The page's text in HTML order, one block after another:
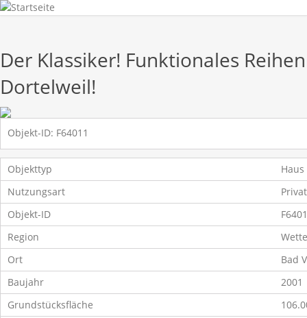
Der Klassiker! Funktionales
Dortelweil!
Objekt-ID: F64011
Objekttyp
Haus
Nutzungsart
Privat
Objekt-ID
Region
Ort
Bad
Baujahr
2001
Grundstücksfläche